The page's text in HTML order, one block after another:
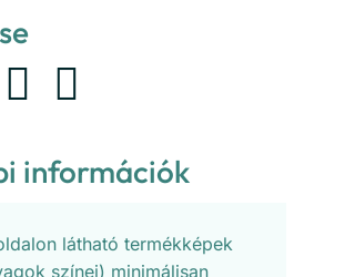
információk
látható termékképek
színei) minimálisan